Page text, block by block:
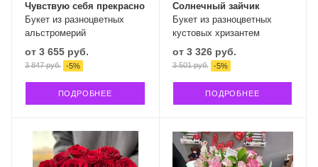
Букет из разноцветных
альстромерий
Чувствую себя прекрасно
от 3 655 руб.
3 847 руб. -5%
ПОДРОБНЕЕ
Букет из разноцветных
кустовых хризантем
Солнечный зайчик
от 3 326 руб.
3 501 руб. -5%
ПОДРОБНЕЕ